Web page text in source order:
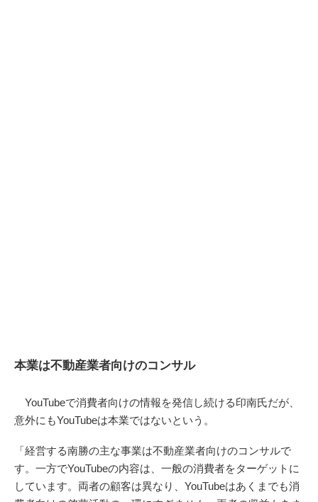
本業は不動産業者向けのコンサル
YouTubeで消費者向けの情報を発信し続ける印南氏だが、
意外にもYouTubeは本業ではないという。
「経営する南勝の主な事業は不動産業者向けのコンサルで
す。一方でYouTubeの内容は、一般の消費者をターゲットに
しています。両者の顧客は異なり、YouTubeはあくまでも消